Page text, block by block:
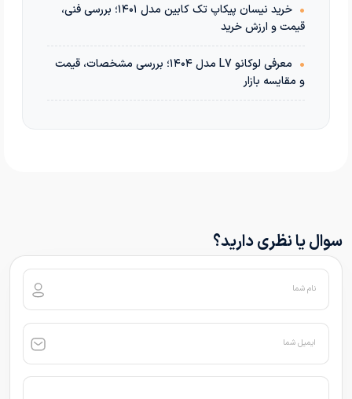
•
خرید نیسان پیکاپ تک کابین مدل ۱۴۰۱؛ بررسی فنی،
قیمت و ارزش خرید
•
معرفی لوکانو L7 مدل ۱۴۰۴؛ بررسی مشخصات، قیمت
و مقایسه بازار
سوال یا نظری دارید؟
نام شما
ایمیل شما